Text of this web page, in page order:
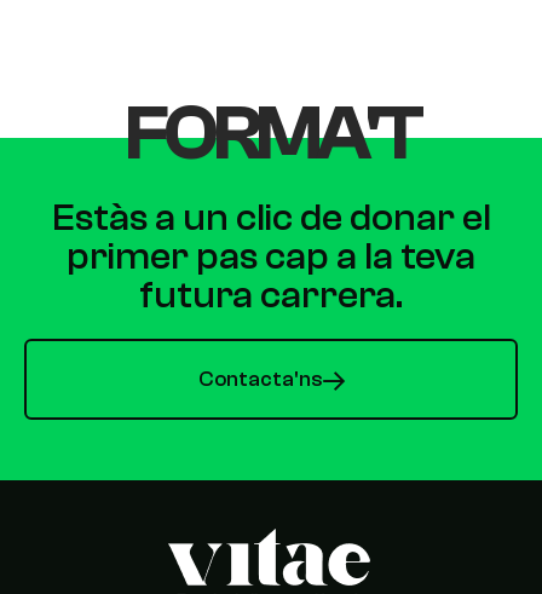
FORMA'T​
Estàs a un clic de donar el
primer pas cap a la teva
futura carrera.
Contacta'ns